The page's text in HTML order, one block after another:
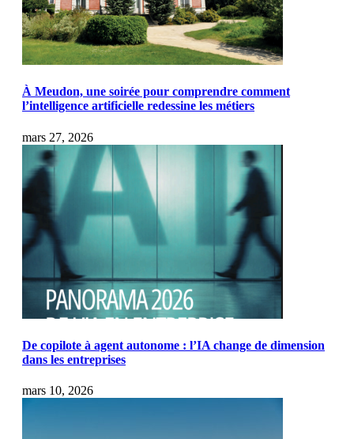
À Meudon, une soirée pour comprendre comment
l’intelligence artificielle redessine les métiers
mars 27, 2026
De copilote à agent autonome : l’IA change de dimension
dans les entreprises
mars 10, 2026